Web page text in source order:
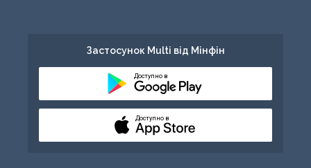
Застосунок Multi від Мінфін
Доступно в
Доступно в